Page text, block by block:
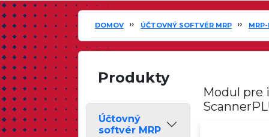
DOMOV ÚČTOVNÝ SOFTVÉR MRP
Produkty
Účtovný
softvér MRP
Modul pre